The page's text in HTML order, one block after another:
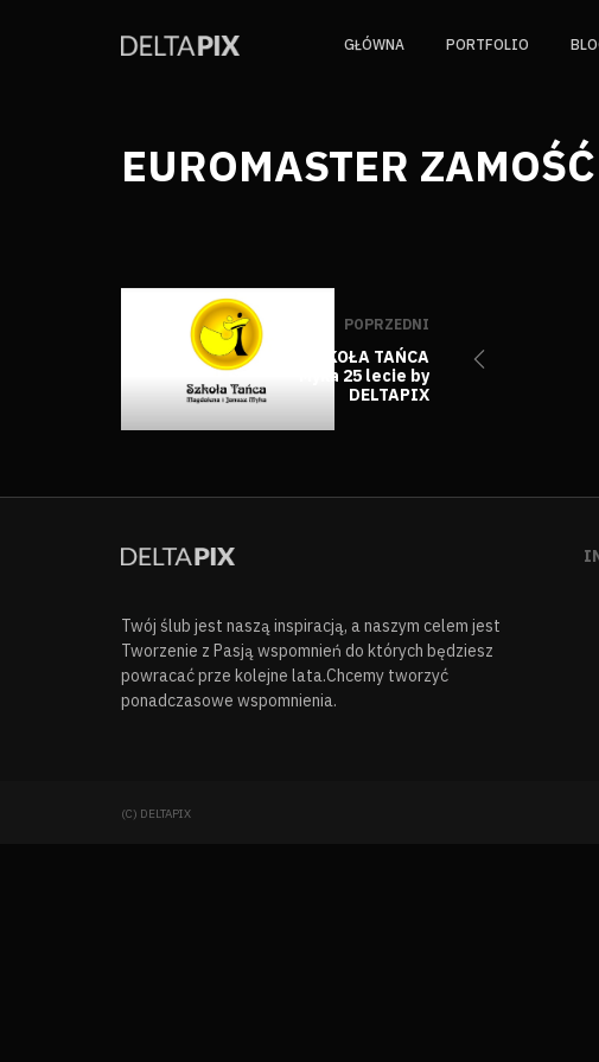
GŁÓWNA PORTFOLIO
EUROMASTER
POPRZEDNI
SZKOŁA TAŃCA
Myka 25 lecie by
DELTAPIX
Twój ślub jest naszą inspiracją, a naszym celem jest
Tworzenie z Pasją wspomnień do których będziesz
powracać prze kolejne lata.Chcemy tworzyć
ponadczasowe wspomnienia.
(C) DELTAPIX